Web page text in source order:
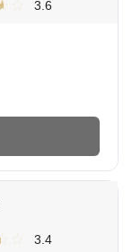
3.6
3.4